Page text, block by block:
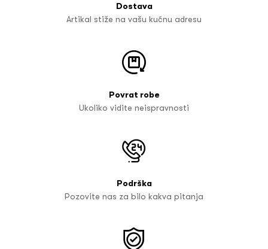
Dostava
Artikal stiže na vašu kućnu adresu
Povrat robe
Ukoliko vidite neispravnosti
Podrška
Pozovite nas za bilo kakva pitanja